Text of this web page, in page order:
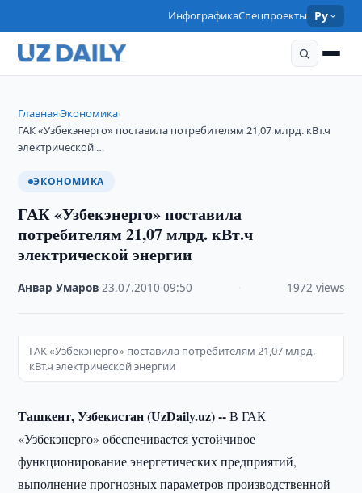
ИнфографикаСпецпроекты Ру
Главная›Экономика›
ГАК «Узбекэнерго» поставила потребителям 21,07 млрд. кВт.ч
электрической …
ЭКОНОМИКА
ГАК «Узбекэнерго» поставила
потребителям 21,07 млрд. кВт.ч
электрической энергии
Анвар Умаров ·23.07.2010 ·09:50 1972 views
ГАК «Узбекэнерго» поставила потребителям 21,07 млрд.
кВт.ч электрической энергии
Ташкент, Узбекистан (UzDaily.uz) --В ГАК
«Узбекэнерго» обеспечивается устойчивое
функционирование энергетических предприятий,
выполнение прогнозных параметров производственной